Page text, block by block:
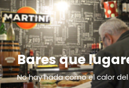
Bares que
No hay nada como el calor